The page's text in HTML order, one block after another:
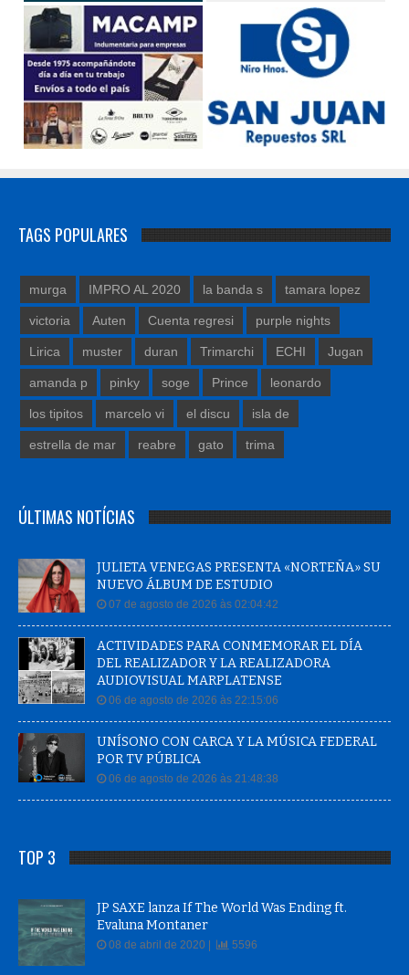
TAGS POPULARES
murga IMPRO AL 2020 la banda s tamara lopez
victoria Auten Cuenta regresi purple nights
Lirica muster duran Trimarchi ECHI Jugan
amanda p pinky soge Prince leonardo
los tipitos marcelo vi el discu isla de
estrella de mar reabre gato trima
ÚLTIMAS NOTÍCIAS
JULIETA VENEGAS PRESENTA «NORTEÑA» SU
NUEVO ÁLBUM DE ESTUDIO
07 de agosto de 2026 às 02:04:42
ACTIVIDADES PARA CONMEMORAR EL DÍA
DEL REALIZADOR Y LA REALIZADORA
AUDIOVISUAL MARPLATENSE
06 de agosto de 2026 às 22:15:06
UNÍSONO CON CARCA Y LA MÚSICA FEDERAL
POR TV PÚBLICA
06 de agosto de 2026 às 21:48:38
TOP 3
JP SAXE lanza If The World Was Ending ft.
Evaluna Montaner
08 de abril de 2020 | 5596